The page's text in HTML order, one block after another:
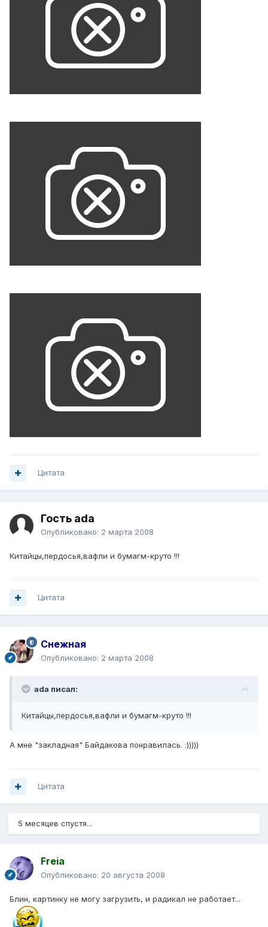
Цитата
Гость ada
Опубликовано: 2 марта 2008
Китайцы,пердосья,вафли и бумагм-круто !!!
Цитата
Снежная
Опубликовано: 2 марта 2008
ada писал:
Китайцы,пердосья,вафли и бумагм-круто !!!
А мне "закладная" Байдакова понравилась. :)))))
Цитата
5 месяцев спустя...
Freia
Опубликовано: 20 августа 2008
Блин, картинку не могу загрузить, и радикал не работает...